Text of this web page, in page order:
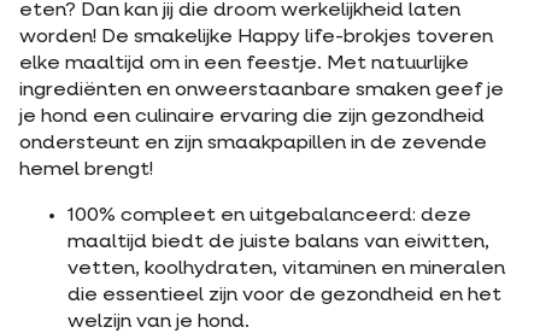
eten? Dan kan jij die droom werkelijkheid laten
worden! De smakelijke Happy life-brokjes toveren
elke maaltijd om in een feestje. Met natuurlijke
ingrediënten en onweerstaanbare smaken geef je
je hond een culinaire ervaring die zijn gezondheid
ondersteunt en zijn smaakpapillen in de zevende
hemel brengt!
100% compleet en uitgebalanceerd: deze
maaltijd biedt de juiste balans van eiwitten,
vetten, koolhydraten, vitaminen en mineralen
die essentieel zijn voor de gezondheid en het
welzijn van je hond.